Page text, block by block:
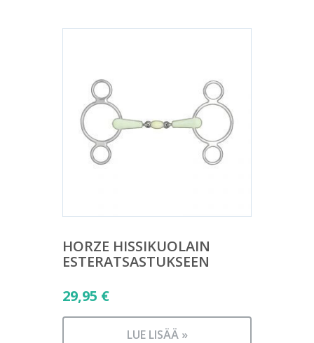
HORZE HISSIKUOLAIN
ESTERATSASTUKSEEN
29,95 €
LUE LISÄÄ »